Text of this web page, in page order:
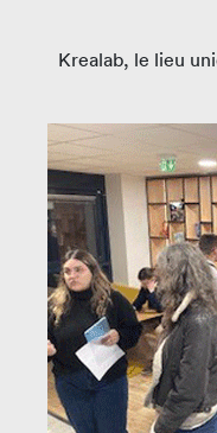
Krealab, le lieu